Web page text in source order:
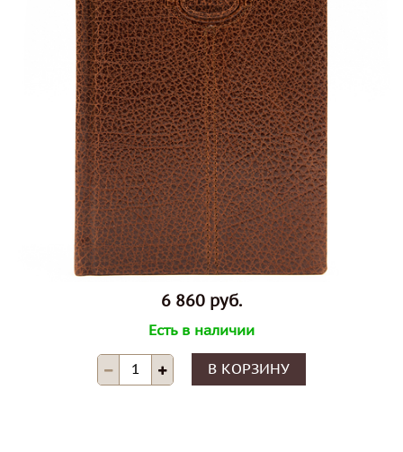
6 860 руб.
Есть в наличии
В КОРЗИНУ